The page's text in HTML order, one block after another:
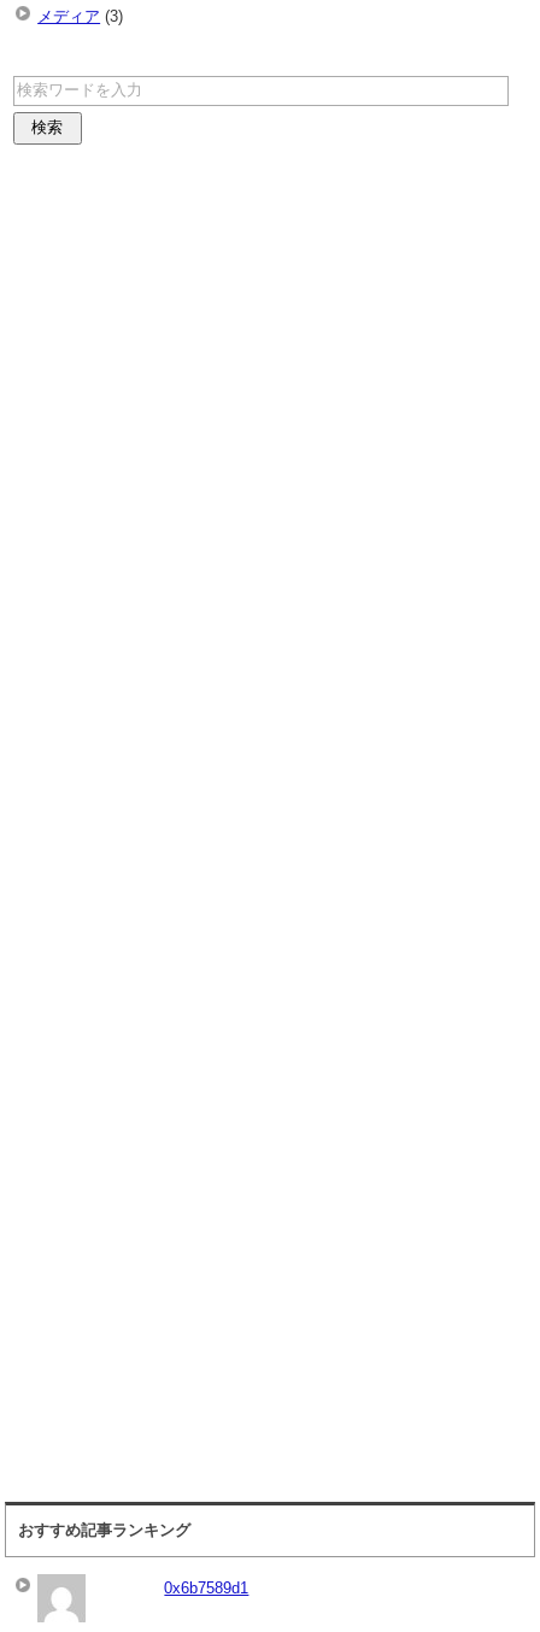
メディア (3)
おすすめ記事ランキング
0x6b7589d1